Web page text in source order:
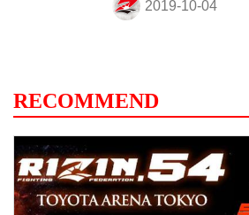
たぞ！ “冥界の番犬”
≫ 関連動画(YouTube)
／ファイターによる試
インタビュー ≫ ライ
ダイジェスト動画 ≫
ジナル...
RECOMMEND